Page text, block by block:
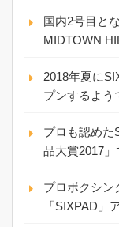
国内2号目と
MIDTOWN
2018年夏に
プンするよう
プロも認めた
品大賞2017」
プロボクシン
「SIXPAD」